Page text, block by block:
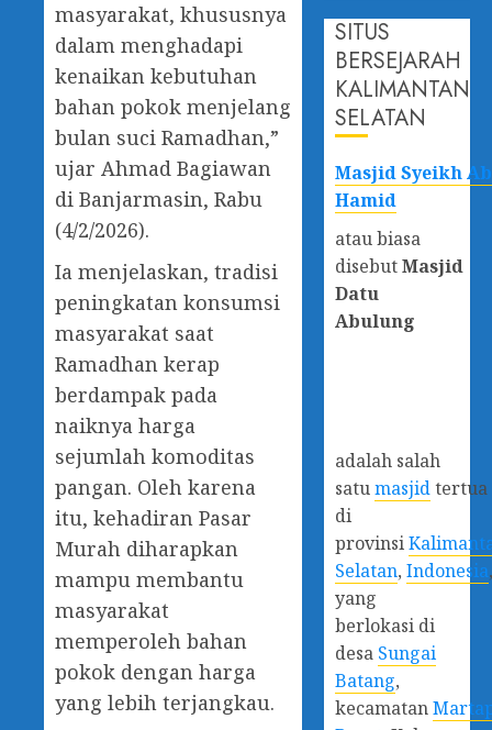
masyarakat, khususnya
dalam menghadapi
kenaikan kebutuhan
bahan pokok menjelang
bulan suci Ramadhan,”
ujar Ahmad Bagiawan
di Banjarmasin, Rabu
(4/2/2026).
Ia menjelaskan, tradisi
peningkatan konsumsi
masyarakat saat
Ramadhan kerap
berdampak pada
naiknya harga
sejumlah komoditas
pangan. Oleh karena
itu, kehadiran Pasar
Murah diharapkan
mampu membantu
masyarakat
memperoleh bahan
pokok dengan harga
yang lebih terjangkau.
SITUS
BERSEJARAH
KALIMANTAN
SELATAN
Masjid Syeikh
Hamid
atau biasa
disebutMasjid
Datu
Abulung
adalah salah
satumasjidtertua
di
provinsi
Selatan,Indonesia
yang
berlokasi di
desa Sungai
Batang,
kecamatan